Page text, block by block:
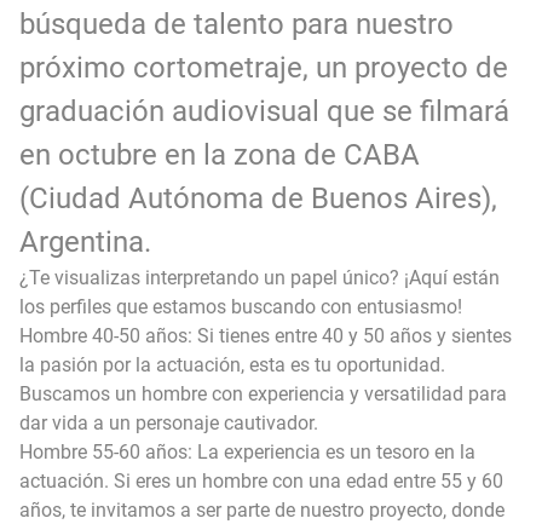
búsqueda de talento para nuestro
próximo cortometraje, un proyecto de
graduación audiovisual que se filmará
en octubre en la zona de CABA
(Ciudad Autónoma de Buenos Aires),
Argentina.
¿Te visualizas interpretando un papel único? ¡Aquí están
los perfiles que estamos buscando con entusiasmo!
Hombre 40-50 años: Si tienes entre 40 y 50 años y sientes
la pasión por la actuación, esta es tu oportunidad.
Buscamos un hombre con experiencia y versatilidad para
dar vida a un personaje cautivador.
Hombre 55-60 años: La experiencia es un tesoro en la
actuación. Si eres un hombre con una edad entre 55 y 60
años, te invitamos a ser parte de nuestro proyecto, donde